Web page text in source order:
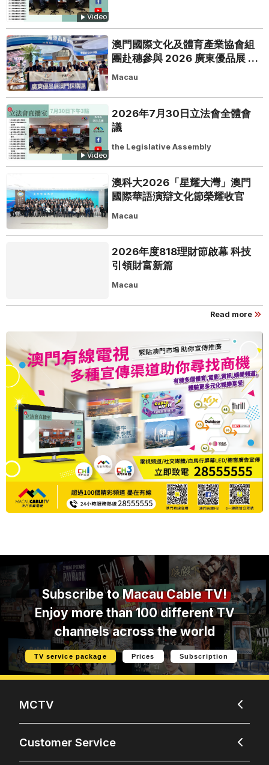
Video
澳門國際文化及體育產業協會組
團赴穗參與 2026 廣東優品展 搭
建粵澳聯動橋樑助推粵品走向葡
Macau
Video
2026年7月30日立法會全體會
議
the Legislative Assembly
澳科大2026「星耀大灣」澳門
國際華語演辯文化節榮耀收官
Macau
2026年度818理財節啟幕 科技
引領財富新篇
Macau
Read more
Subscribe toMacau Cable TV!
Enjoy more than 100 different TV
channels across the world
TV service package Prices Subscription
MCTV
Customer Service